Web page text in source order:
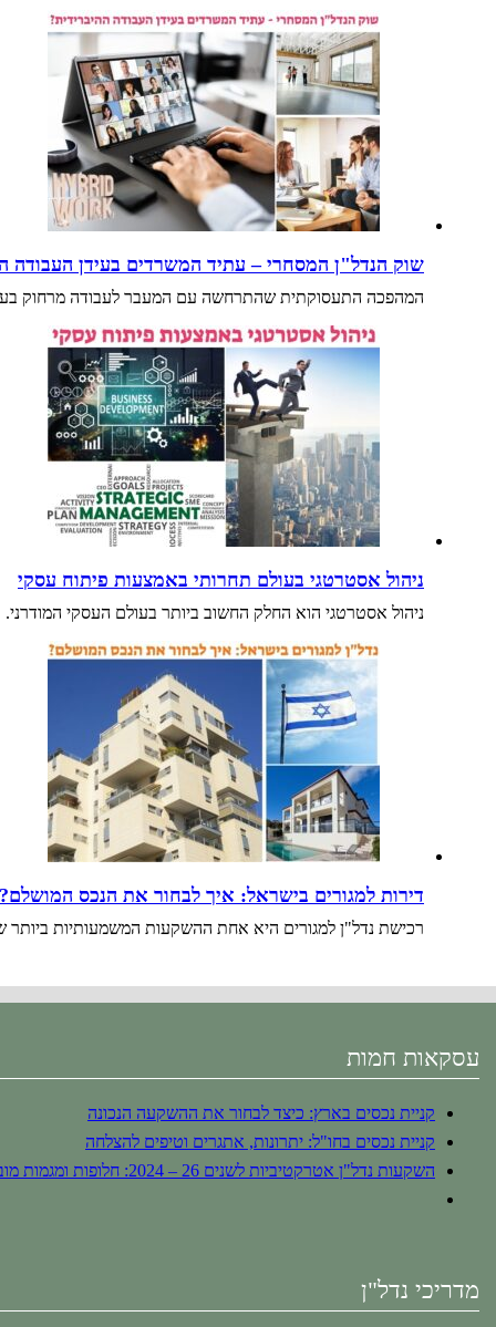
שוק הנדל"ן המסחרי – עתיד המשרדים בעידן העבודה
המהפכה התעסוקתית שהתרחשה עם המעבר לעבודה מרחוק
ניהול אסטרטגי בעולם תחרותי באמצעות פיתוח עסקי
ניהול אסטרטגי הוא החלק החשוב ביותר בעולם העסקי
דירות למגורים בישראל: איך לבחור את הנכס המושלם?
רכישת נדל"ן למגורים היא אחת ההשקעות המשמעותיות ביותר
עסקאות חמות
קניית נכסים בארץ: כיצד לבחור את ההשקעה הנכונה
קניית נכסים בחו"ל: יתרונות, אתגרים וטיפים להצלחה
השקעות נדל"ן אטרקטיביות לשנים 26 – 2024: חלופות ומגמות מובילות
מדריכי נדל"ן